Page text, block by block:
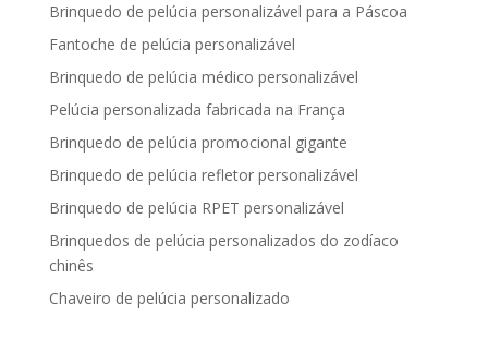
Brinquedo de pelúcia personalizável para a Páscoa
Fantoche de pelúcia personalizável
Brinquedo de pelúcia médico personalizável
Pelúcia personalizada fabricada na França
Brinquedo de pelúcia promocional gigante
Brinquedo de pelúcia refletor personalizável
Brinquedo de pelúcia RPET personalizável
Brinquedos de pelúcia personalizados do zodíaco
chinês
Chaveiro de pelúcia personalizado